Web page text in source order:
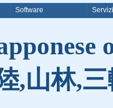
Software Servizi
,山林,